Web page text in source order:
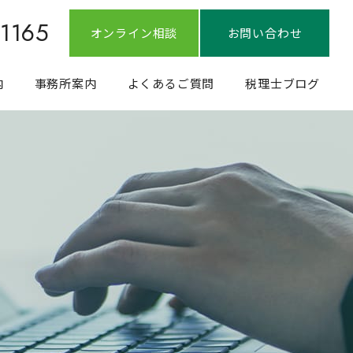
オンライン相談 お問い合わせ
事務所案内 よくあるご質問 税理士ブログ